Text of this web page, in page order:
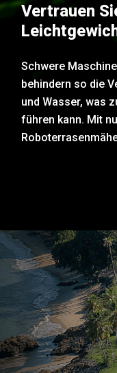
Vertrauen
Schwere
behindern so die
und Wasser, was
führen kann. Mit